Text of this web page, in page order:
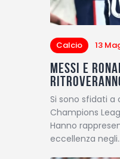
Calcio 13
Messi e
Si sono sfidati a
Champions
Hanno
eccellenza